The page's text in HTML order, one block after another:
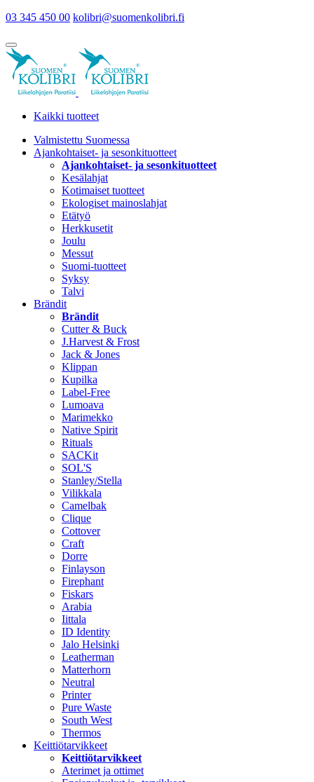
03 345 450 00 kolibri@suomenkolibri.fi
Kaikki tuotteet
Valmistettu Suomessa
Ajankohtaiset- ja sesonkituotteet
Ajankohtaiset- ja sesonkituotteet
Kesälahjat
Kotimaiset tuotteet
Ekologiset mainoslahjat
Etätyö
Herkkusetit
Joulu
Messut
Suomi-tuotteet
Syksy
Talvi
Brändit
Brändit
Cutter & Buck
J.Harvest & Frost
Jack & Jones
Klippan
Kupilka
Label-Free
Lumoava
Marimekko
Native Spirit
Rituals
SACKit
SOL'S
Stanley/Stella
Vilikkala
Camelbak
Clique
Cottover
Craft
Dorre
Finlayson
Firephant
Fiskars
Arabia
Iittala
ID Identity
Jalo Helsinki
Leatherman
Matterhorn
Neutral
Printer
Pure Waste
South West
Thermos
Keittiötarvikkeet
Keittiötarvikkeet
Aterimet ja ottimet